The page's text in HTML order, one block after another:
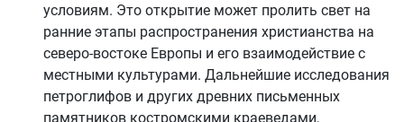
условиям. Это открытие может пролить свет на
ранние этапы распространения христианства на
северо-востоке Европы и его взаимодействие с
местными культурами. Дальнейшие исследования
петроглифов и других древних письменных
памятников костромскими краеведами,